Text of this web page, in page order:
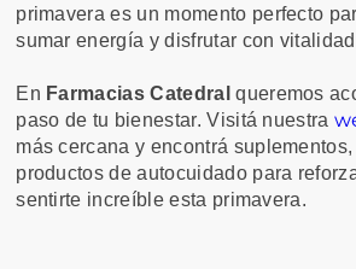
primavera es un momento perfecto
sumar energía y disfrutar con
En Farmacias Catedral queremos
paso de tu bienestar. Visitá nuestra
más cercana y encontrá
productos de autocuidado para
sentirte increíble esta primavera.